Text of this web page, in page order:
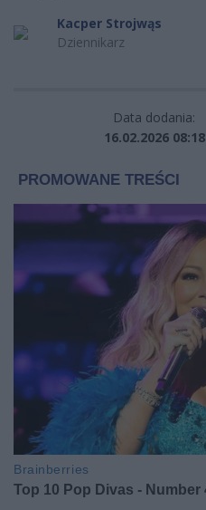
Kacper Strojwąs
Dziennikarz
Data dodania:
16.02.2026 08:18